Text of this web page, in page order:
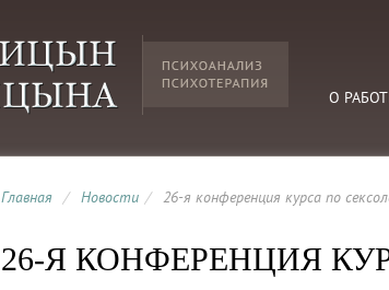
О
Главная / Новости / 26-я конференция курса по
26-Я КОНФЕРЕНЦИЯ